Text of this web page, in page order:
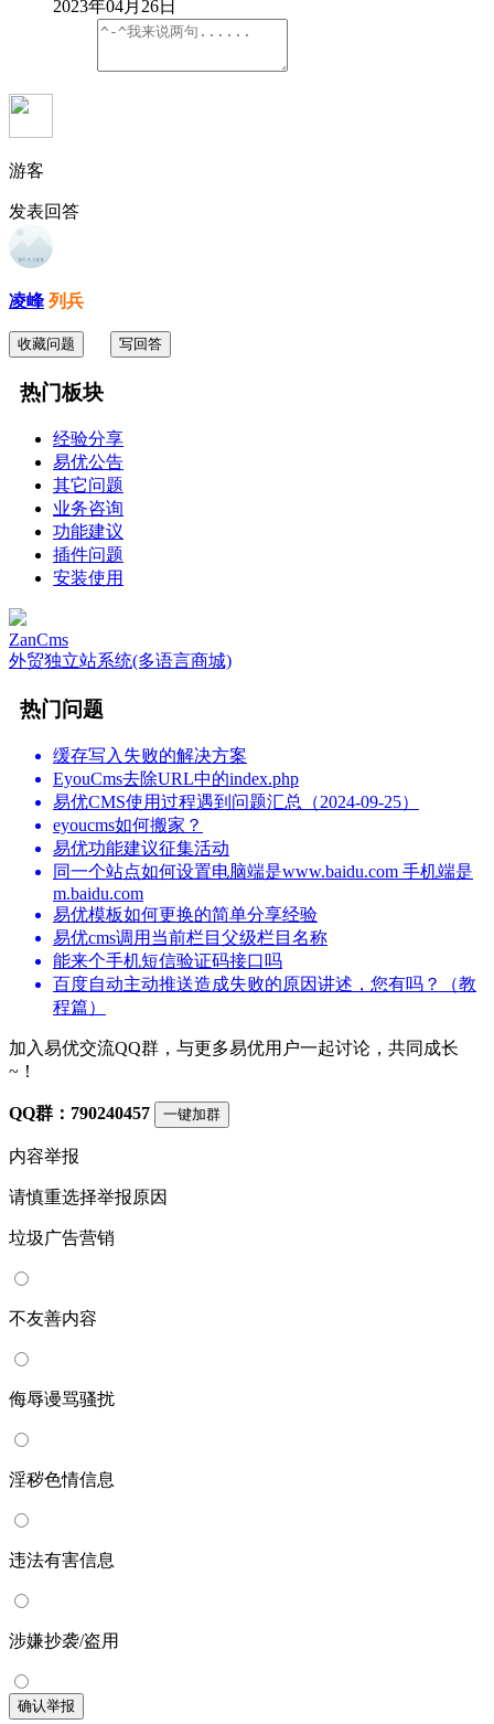
2023年04月26日
游客
发表回答
凌峰列兵
收藏问题 写回答
热门板块
经验分享
易优公告
其它问题
业务咨询
功能建议
插件问题
安装使用
ZanCms
外贸独立站系统(多语言商城)
热门问题
缓存写入失败的解决方案
EyouCms去除URL中的index.php
易优CMS使用过程遇到问题汇总（2024-09-25）
eyoucms如何搬家？
易优功能建议征集活动
同一个站点如何设置电脑端是www.baidu.com 手机端是
m.baidu.com
易优模板如何更换的简单分享经验
易优cms调用当前栏目父级栏目名称
能来个手机短信验证码接口吗
百度自动主动推送造成失败的原因讲述，您有吗？（教
程篇）
加入易优交流QQ群，与更多易优用户一起讨论，共同成长
~！
QQ群：790240457 一键加群
内容举报
请慎重选择举报原因
垃圾广告营销
不友善内容
侮辱谩骂骚扰
淫秽色情信息
违法有害信息
涉嫌抄袭/盗用
确认举报